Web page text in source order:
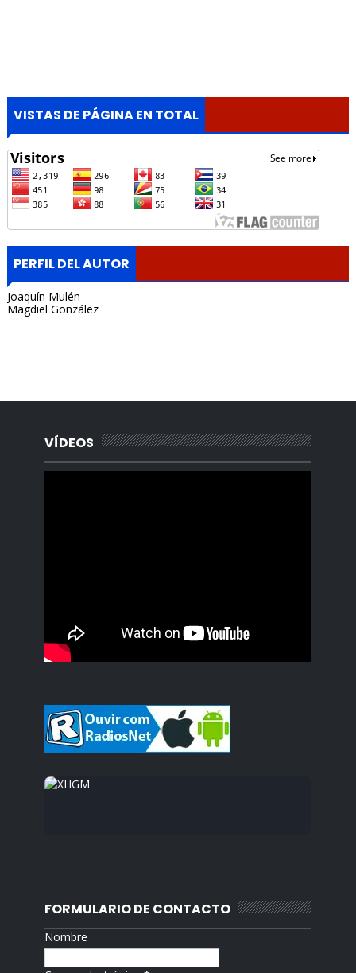
VISTAS DE PÁGINA EN TOTAL
PERFIL DEL AUTOR
Joaquín Mulén
Magdiel González
VÍDEOS
FORMULARIO DE CONTACTO
Nombre